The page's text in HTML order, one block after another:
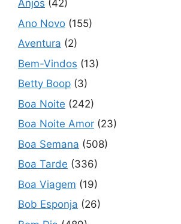
Anjos (42)
Ano Novo (155)
Aventura (2)
Bem-Vindos (13)
Betty Boop (3)
Boa Noite (242)
Boa Noite Amor (23)
Boa Semana (508)
Boa Tarde (336)
Boa Viagem (19)
Bob Esponja (26)